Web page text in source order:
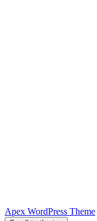
Apex WordPress Theme